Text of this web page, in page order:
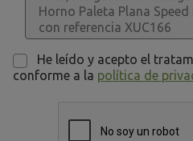
He leído y acepto el
conforme a la política de